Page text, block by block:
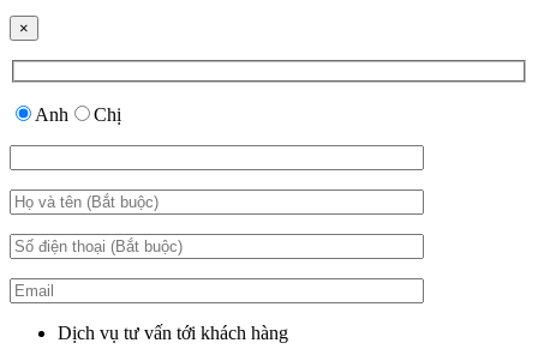
×
Anh Chị
Dịch vụ tư vấn tới khách hàng